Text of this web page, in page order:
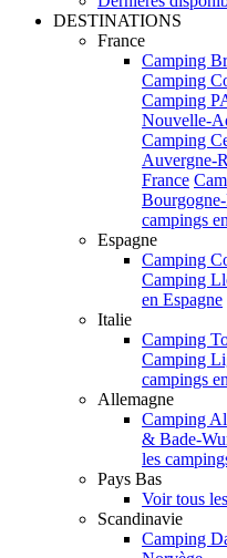
DESTINATIONS
France
Camping
Camping
Camping
Nouvelle-
Camping
Auvergne-
France
campings
Espagne
Camping
Camping
en Espagne
Italie
Camping
Camping
campings
Allemagne
Camping
& Bade-
les
Pays Bas
Voir tous
Scandinavie
Camping